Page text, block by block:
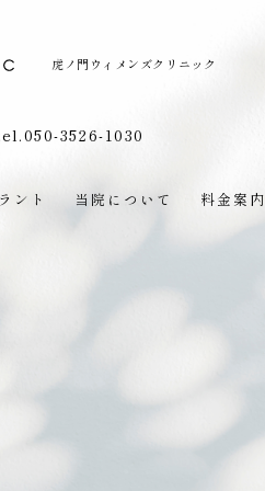
虎ノ門ウィメンズクリニック
3526-1030
ント 当院について 料金案内